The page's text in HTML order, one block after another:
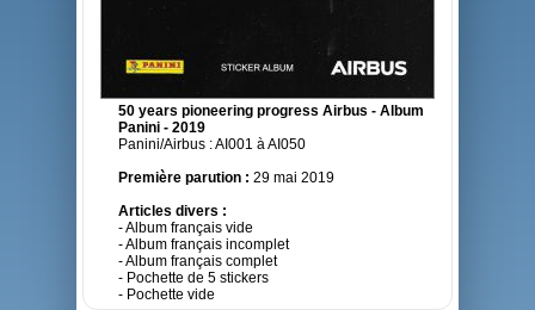
50 years pioneering progress Airbus - Album
Panini - 2019
Panini/Airbus : AI001 à AI050
Première parution : 29 mai 2019
Articles divers :
- Album français vide
- Album français incomplet
- Album français complet
- Pochette de 5 stickers
- Pochette vide